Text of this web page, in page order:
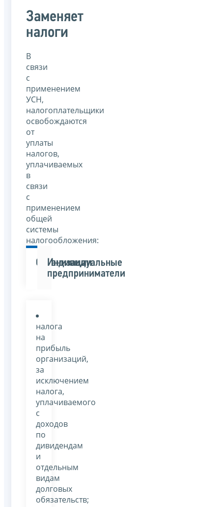
Заменяет
налоги
В
связи
с
применением
УСН,
налогоплательщики
освобождаются
от
уплаты
налогов,
уплачиваемых
в
связи
с
применением
общей
системы
налогообложения:
Организации
Индивидуальные
предприниматели
налога
на
прибыль
организаций,
за
исключением
налога,
уплачиваемого
с
доходов
по
дивидендам
и
отдельным
видам
долговых
обязательств;